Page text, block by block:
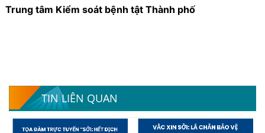
Trung tâm Kiểm soát bệnh tật Thành phố
TIN LIÊN QUAN